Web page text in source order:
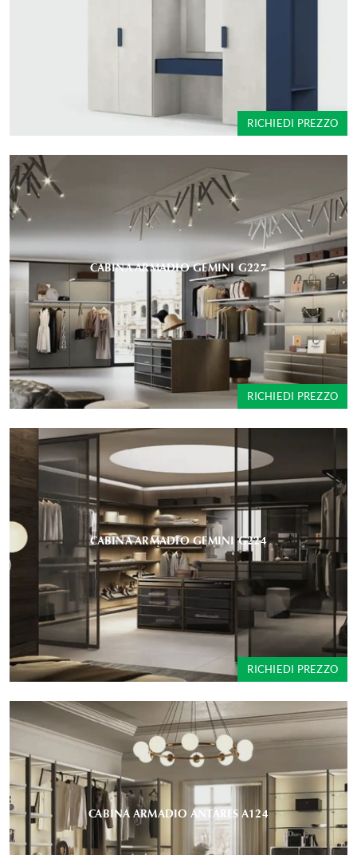
RICHIEDI PREZZO
CABINA ARMADIO GEMINI G227
RICHIEDI PREZZO
CABINA ARMADIO GEMINI G224
RICHIEDI PREZZO
CABINA ARMADIO ANTARES A124